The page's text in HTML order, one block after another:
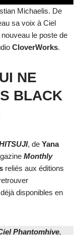
Michaelis. De
sa voix à Ciel
le poste de
CloverWorks.
NE
BLACK
, de Yana
Monthly
reliés aux éditions
disponibles en
Phantomhive,